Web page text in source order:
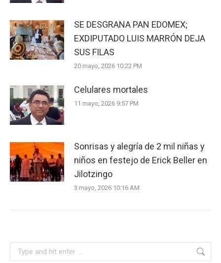
SE DESGRANA PAN EDOMEX;
EXDIPUTADO LUIS MARRÓN DEJA
SUS FILAS
20 mayo, 2026 10:22 PM
Celulares mortales
11 mayo, 2026 9:57 PM
Sonrisas y alegría de 2 mil niñas y
niños en festejo de Erick Beller en
Jilotzingo
3 mayo, 2026 10:16 AM